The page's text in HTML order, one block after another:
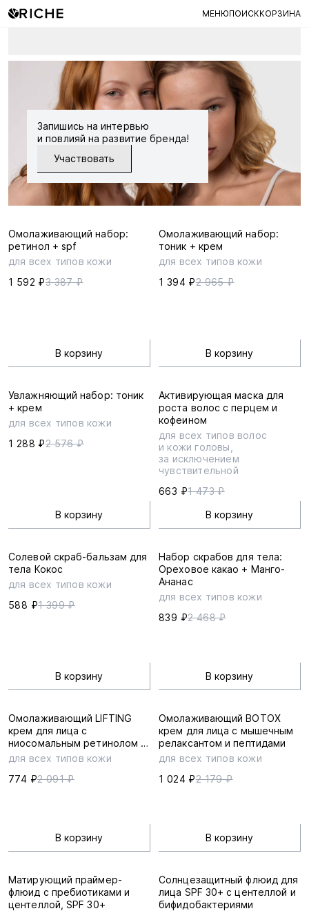
МЕНЮПОИСККОРЗИНА
Запишись на интервью
и повлияй на развитие бренда!
Участвовать
Омолаживающий набор:
ретинол + spf
для всех типов кожи
1 592 ₽3 387 ₽
В корзину
Омолаживающий набор:
тоник + крем
для всех типов кожи
1 394 ₽2 965 ₽
В корзину
Увлажняющий набор: тоник
+ крем
для всех типов кожи
1 288 ₽2 576 ₽
В корзину
Активирующая маска для
роста волос с перцем и
кофеином
для всех типов волос
и кожи головы,
за исключением
чувствительной
663 ₽1 473 ₽
В корзину
Солевой скраб-бальзам для
тела Кокос
для всех типов кожи
588 ₽1 399 ₽
В корзину
Набор скрабов для тела:
Ореховое какао + Манго-
Ананас
для всех типов кожи
839 ₽2 468 ₽
В корзину
Омолаживающий LIFTING
крем для лица с
ниосомальным ретинолом и
церамиды
для всех типов кожи
774 ₽2 091 ₽
В корзину
Омолаживающий BOTOX
крем для лица с мышечным
релаксантом и пептидами
для всех типов кожи
1 024 ₽2 179 ₽
В корзину
Матирующий праймер-
флюид с пребиотиками и
центеллой, SPF 30+
Солнцезащитный флюид для
лица SPF 30+ с центеллой и
бифидобактериями